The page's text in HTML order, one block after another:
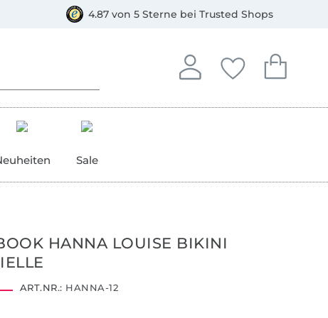
4.87 von 5 Sterne bei Trusted Shops
Anmelden
In deinem Konto
Deine
Du hast keine
Dein
Du hast
Sale
HANNA LOUISE BIKINI
ART.NR.: HANNA-12